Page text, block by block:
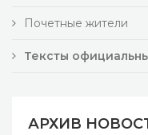
Почетные жители
Тексты
АРХИВ